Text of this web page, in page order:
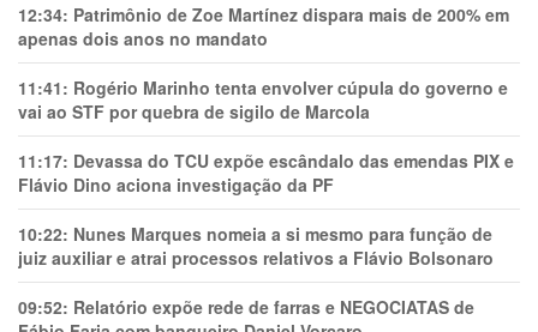
12:34: Patrimônio de Zoe Martínez dispara mais de 200% em
apenas dois anos no mandato
11:41: Rogério Marinho tenta envolver cúpula do governo e
vai ao STF por quebra de sigilo de Marcola
11:17: Devassa do TCU expõe escândalo das emendas PIX e
Flávio Dino aciona investigação da PF
10:22: Nunes Marques nomeia a si mesmo para função de
juiz auxiliar e atrai processos relativos a Flávio Bolsonaro
09:52: Relatório expõe rede de farras e NEGOCIATAS de